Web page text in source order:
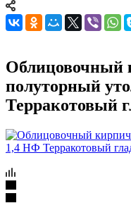
Облицовочный
полуторный
Терракотовый